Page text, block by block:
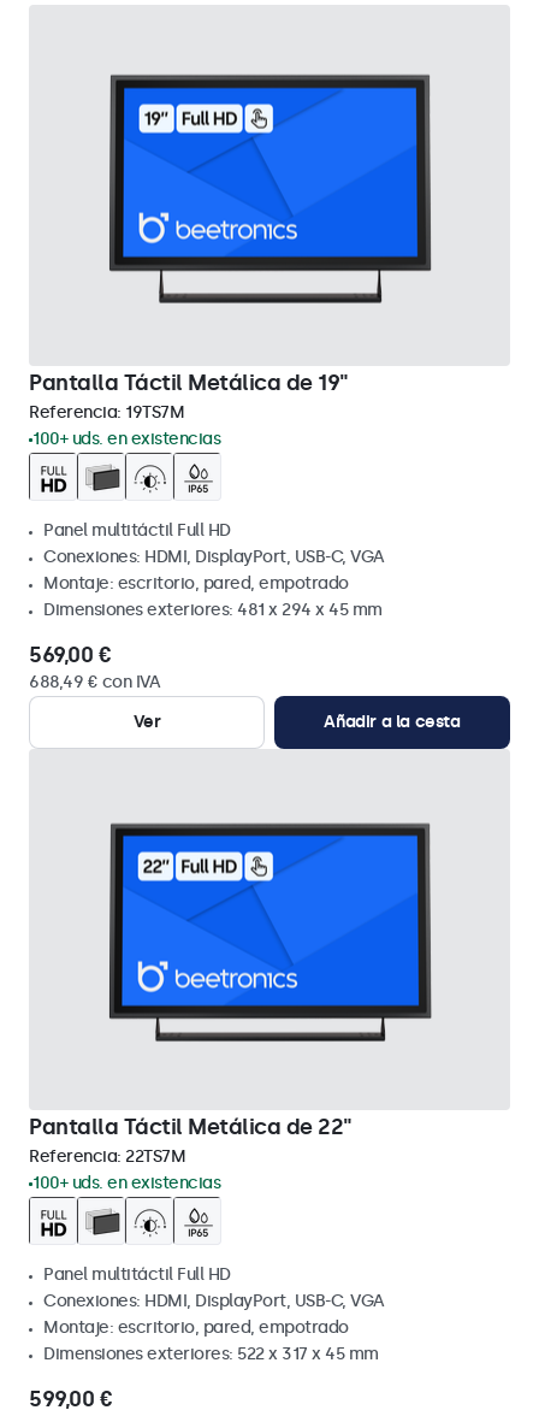
Pantalla Táctil Metálica de 19"
Referencia: 19TS7M
100+ uds. en existencias
Panel multitáctil Full HD
Conexiones: HDMI, DisplayPort, USB-C, VGA
Montaje: escritorio, pared, empotrado
Dimensiones exteriores: 481 x 294 x 45 mm
569,00 €
688,49 € con IVA
Ver
Añadir a la cesta
Pantalla Táctil Metálica de 22"
Referencia: 22TS7M
100+ uds. en existencias
Panel multitáctil Full HD
Conexiones: HDMI, DisplayPort, USB-C, VGA
Montaje: escritorio, pared, empotrado
Dimensiones exteriores: 522 x 317 x 45 mm
599,00 €